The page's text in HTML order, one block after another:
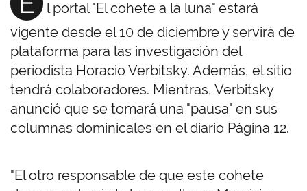
pp
m
l portal "El cohete a la luna" estará
vigente desde el 10 de diciembre y servirá de
plataforma para las investigación del
periodista Horacio Verbitsky. Además, el sitio
tendrá colaboradores. Mientras, Verbitsky
anunció que se tomará una "pausa" en sus
columnas dominicales en el diario Página 12.
"El otro responsable de que este cohete